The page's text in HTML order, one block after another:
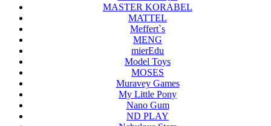
MASTER KORABEL
MATTEL
Meffert`s
MENG
mierEdu
Model Toys
MOSES
Muravey Games
My Little Pony
Nano Gum
ND PLAY